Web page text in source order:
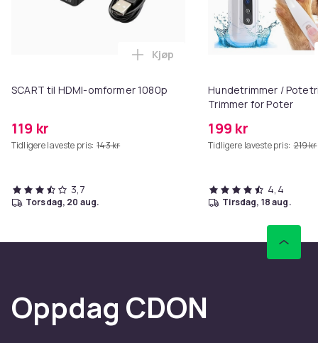
SCART til HDMI-omformer 1080p
119 kr
Tidligere laveste pris: 143 kr
Legg SCART til HDMI-omformer
Kjøp
3,7
torsdag, 20 aug.
Hundetrimmer /
Trimmer for Poter
199 kr
Tidligere laveste pris: 219 kr
4,4
tirsdag, 18 aug.
Oppdag CDON